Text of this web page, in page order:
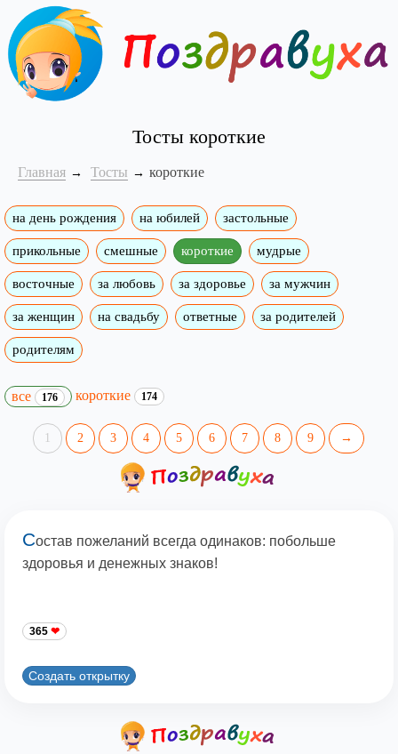
Тосты короткие
Главная Тосты короткие
на день рождения на юбилей застольные
прикольные смешные короткие мудрые
восточные за любовь за здоровье за мужчин
за женщин на свадьбу ответные за родителей
родителям
все 176 короткие 174
1 2 3 4 5 6 7 8 9 →
Состав пожеланий всегда одинаков: побольше
здоровья и денежных знаков!
365
Создать открытку